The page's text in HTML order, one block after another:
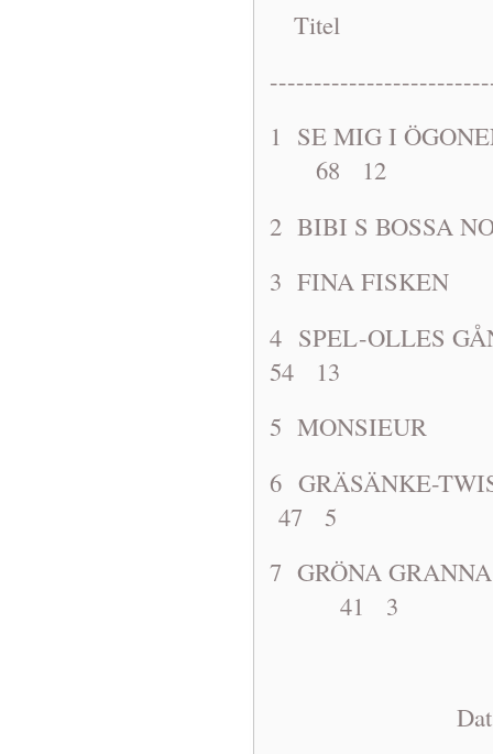
Titel
1 SE MIG I
68 12
2 BIBI S
3 FINA
4 SPEL-
54 13
5
6
47 5
7 GRÖNA
41 3
Dat: 1963-